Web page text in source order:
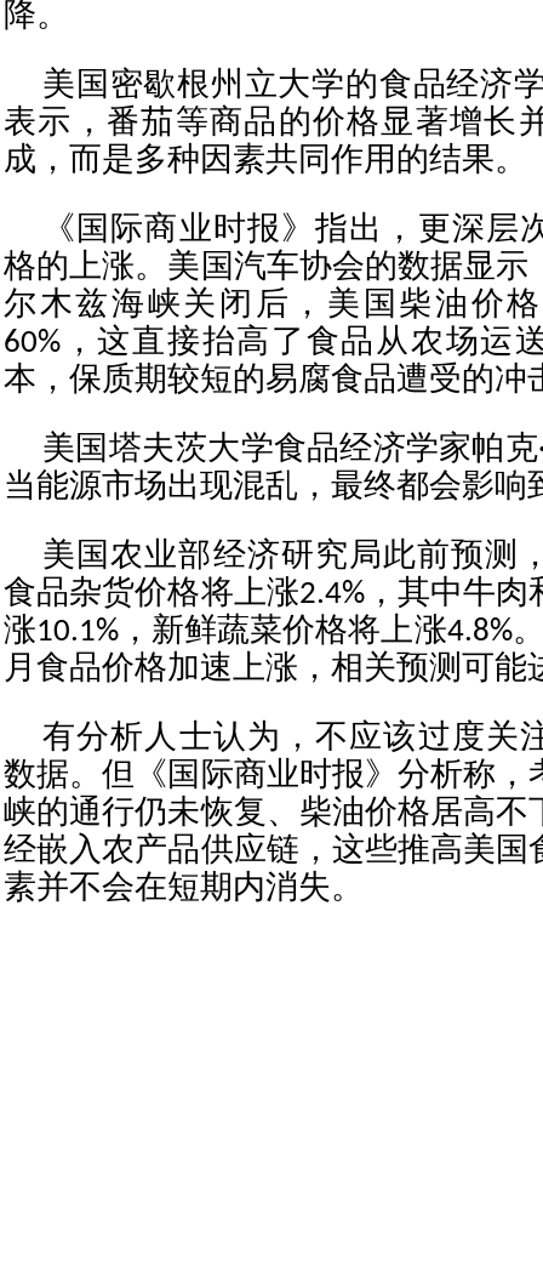
降。
美国密歇根州立大学的食品经济
表示，番茄等商品的价格显著增长
成，而是多种因素共同作用的结果。
《国际商业时报》指出，更深层
格的上涨。美国汽车协会的数据显示
尔木兹海峡关闭后，美国柴油价
60%，这直接抬高了食品从农场运
本，保质期较短的易腐食品遭受的冲
美国塔夫茨大学食品经济学家帕克
当能源市场出现混乱，最终都会影响
美国农业部经济研究局此前预测
食品杂货价格将上涨2.4%，其中牛
涨10.1%，新鲜蔬菜价格将上涨4.8%
月食品价格加速上涨，相关预测可能
有分析人士认为，不应该过度关
数据。但《国际商业时报》分析称，
峡的通行仍未恢复、柴油价格居高不
经嵌入农产品供应链，这些推高美国
素并不会在短期内消失。